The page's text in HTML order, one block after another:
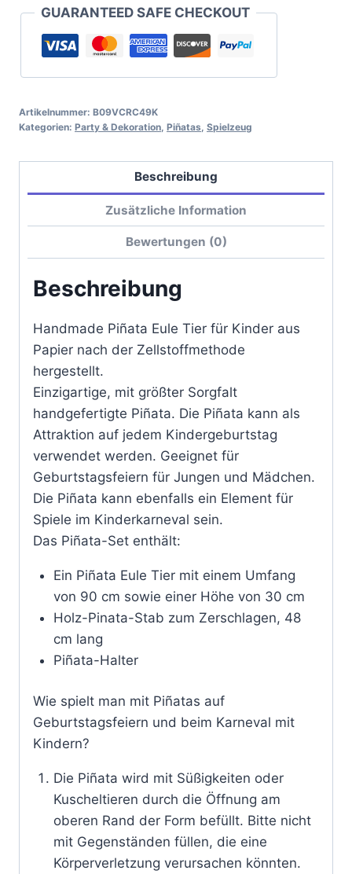
GUARANTEED SAFE CHECKOUT
Artikelnummer: B09VCRC49K
Kategorien: Party & Dekoration Piñatas Spielzeug
Beschreibung
Zusätzliche Information
Bewertungen (0)
Beschreibung
Handmade Piñata Eule Tier für Kinder aus
Papier nach der Zellstoffmethode
hergestellt.
Einzigartige, mit größter Sorgfalt
handgefertigte Piñata. Die Piñata kann als
Attraktion auf jedem Kindergeburtstag
verwendet werden. Geeignet für
Geburtstagsfeiern für Jungen und Mädchen.
Die Piñata kann ebenfalls ein Element für
Spiele im Kinderkarneval sein.
Das Piñata-Set enthält:
Ein Piñata Eule Tier mit einem Umfang
von 90 cm sowie einer Höhe von 30 cm
Holz-Pinata-Stab zum Zerschlagen, 48
cm lang
Piñata-Halter
Wie spielt man mit Piñatas auf
Geburtstagsfeiern und beim Karneval mit
Kindern?
Die Piñata wird mit Süßigkeiten oder
Kuscheltieren durch die Öffnung am
oberen Rand der Form befüllt. Bitte nicht
mit Gegenständen füllen, die eine
Körperverletzung verursachen könnten.